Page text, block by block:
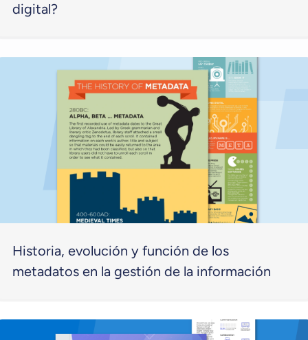
digital?
Historia, evolución y función de los
metadatos en la gestión de la información